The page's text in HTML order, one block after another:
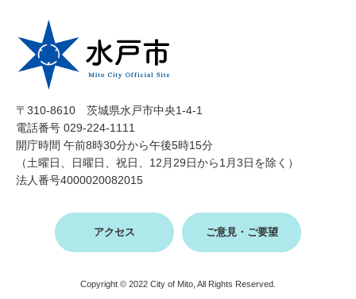
〒310-8610 茨城県水戸市中央1-4-1
電話番号 029-224-1111
開庁時間 午前8時30分から午後5時15分
（土曜日、日曜日、祝日、12月29日から1月3日を除く）
法人番号4000020082015
アクセス ご意見・ご要望
Copyright © 2022 City of Mito, All Rights Reserved.